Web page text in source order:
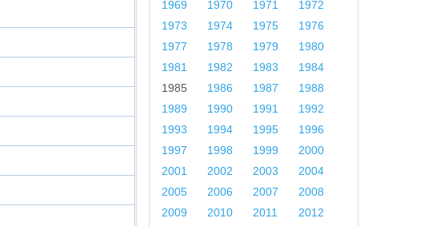
1969
1970 1971
1972
1973
1974 1975
1976
1977
1978 1979
1980
1981
1982 1983
1984
1985
1986 1987
1988
1989
1990 1991
1992
1993
1994 1995
1996
1997
1998 1999
2000
2001
2002 2003
2004
2005
2006 2007
2008
2009
2010 2011
2012